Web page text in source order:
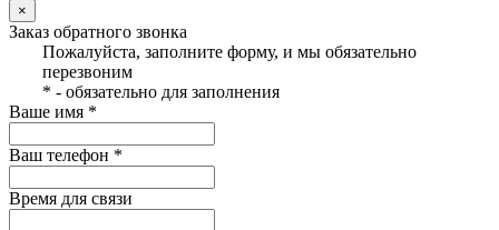
×
Заказ обратного звонка
Пожалуйста, заполните форму, и мы обязательно
перезвоним
* - обязательно для заполнения
Ваше имя *
Ваш телефон *
Время для связи